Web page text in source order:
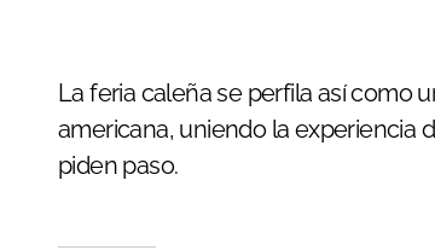
La feria caleña se perfila así como
americana, uniendo la experiencia
piden paso.